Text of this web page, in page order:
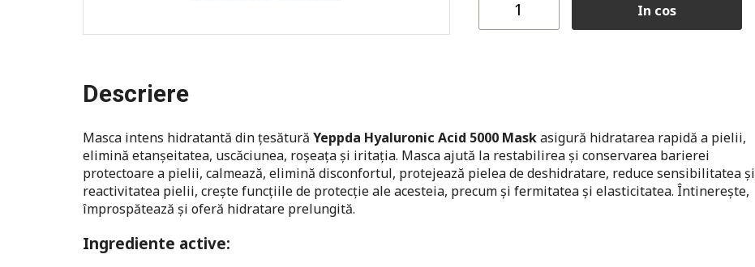
In cos
Descriere
Masca intens hidratantă din țesătură Yeppda Hyaluronic Acid 5000 Maskasigură hidratarea rapidă a pielii,
elimină etanșeitatea, uscăciunea, roșeața și iritația. Masca ajută la restabilirea și conservarea barierei
protectoare a pielii, calmează, elimină disconfortul, protejează pielea de deshidratare, reduce sensibilitatea și
reactivitatea pielii, crește funcțiile de protecție ale acesteia, precum și fermitatea și elasticitatea. Întinerește,
împrospătează și oferă hidratare prelungită.
Ingrediente active: